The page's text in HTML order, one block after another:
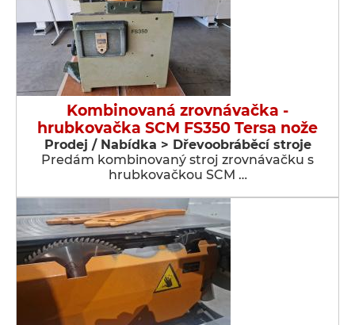
Kombinovaná zrovnávačka -
hrubkovačka SCM FS350 Tersa nože
Prodej / Nabídka > Dřevoobráběcí stroje
Predám kombinovaný stroj zrovnávačku s
hrubkovačkou SCM …